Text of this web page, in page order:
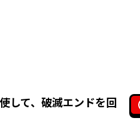
して、破滅エンドを回